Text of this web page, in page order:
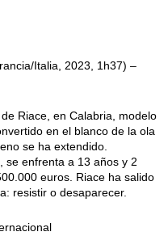
Italia, 2023, 1h37) –
Riace, en Calabria, modelo
en el blanco de la ola
se ha extendido.
se enfrenta a 13 años y 2
euros. Riace ha salido
resistir o desaparecer.